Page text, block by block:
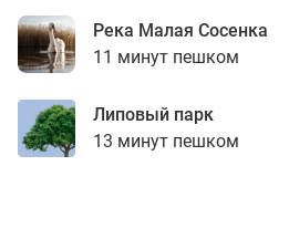
Река Малая Сосенка
11 минут пешком
Липовый парк
13 минут пешком